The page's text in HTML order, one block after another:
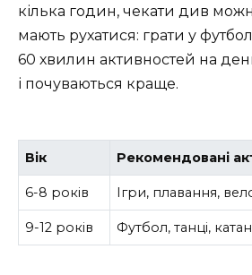
кілька годин, чекати див
мають рухатися: грати у
60 хвилин активностей на
і почуваються краще.
Вік Рекомендовані
6-8 років Ігри, плавання,
9-12 років Футбол, танці,